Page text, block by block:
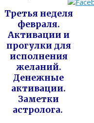
Третья неделя
февраля.
Активации и
прогулки для
исполнения
желаний.
Денежные
активации.
Заметки
астролога.